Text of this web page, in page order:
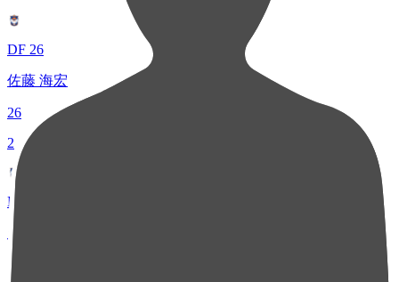
DF 26
佐藤 海宏
26
2
MF 17
シマブク カズヨシ
24